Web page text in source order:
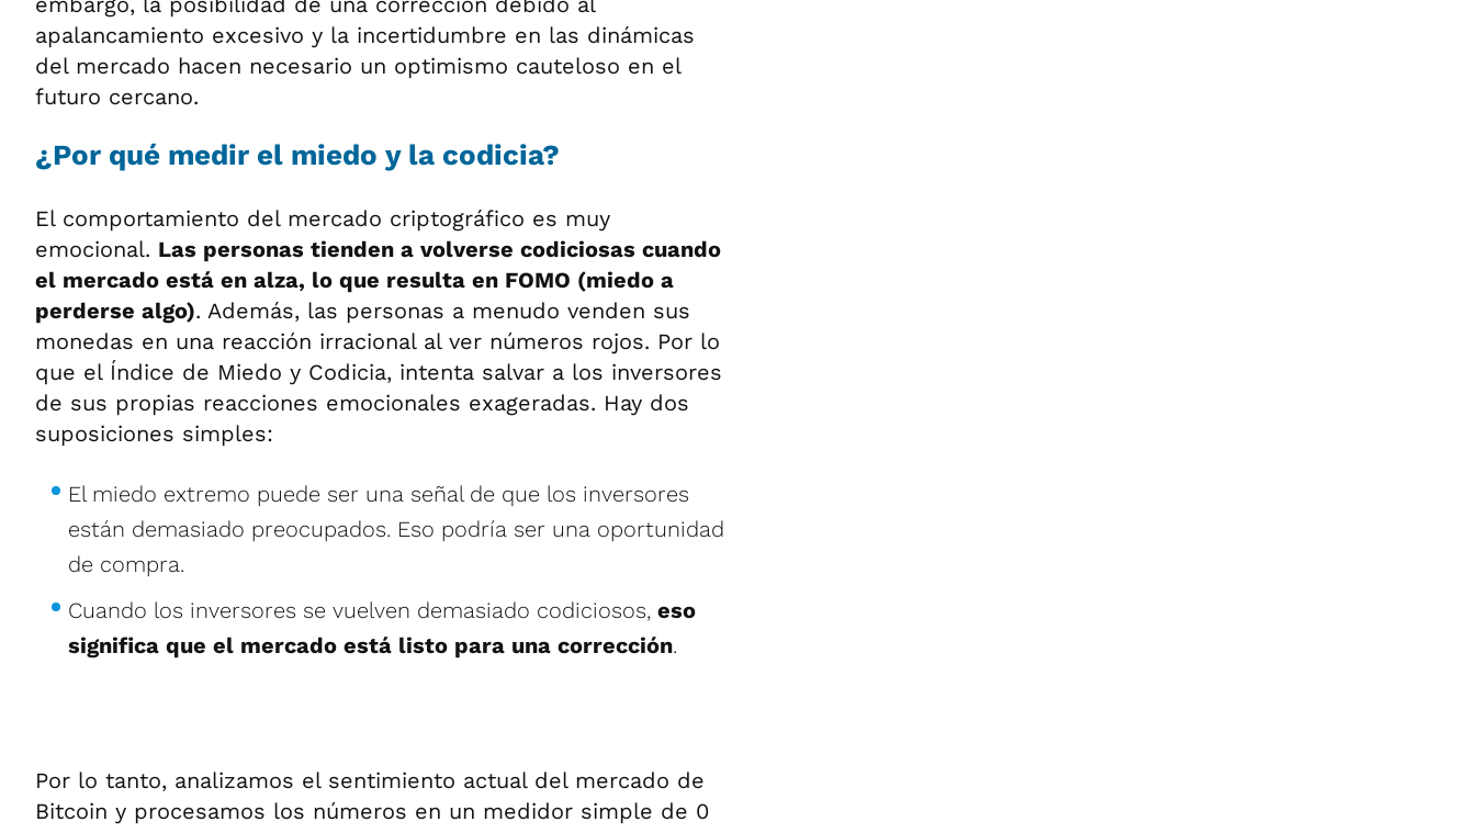
apalancamiento excesivo y la incertidumbre en las dinámicas
del mercado hacen necesario un optimismo cauteloso en el
futuro cercano.
¿Por qué medir el miedo y la codicia?
El comportamiento del mercado criptográfico es muy
emocional. Las personas tienden a volverse codiciosas cuando
el mercado está en alza, lo que resulta en FOMO (miedo a
perderse algo). Además, las personas a menudo venden sus
monedas en una reacción irracional al ver números rojos. Por lo
que el Índice de Miedo y Codicia, intenta salvar a los inversores
de sus propias reacciones emocionales exageradas. Hay dos
suposiciones simples:
El miedo extremo puede ser una señal de que los inversores
están demasiado preocupados. Eso podría ser una oportunidad
de compra.
Cuando los inversores se vuelven demasiado codiciosos, eso
significa que el mercado está listo para una corrección.
Por lo tanto, analizamos el sentimiento actual del mercado de
Bitcoin y procesamos los números en un medidor simple de 0